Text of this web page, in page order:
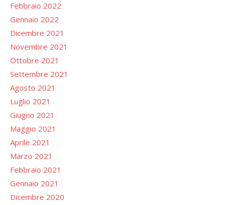
Febbraio 2022
Gennaio 2022
Dicembre 2021
Novembre 2021
Ottobre 2021
Settembre 2021
Agosto 2021
Luglio 2021
Giugno 2021
Maggio 2021
Aprile 2021
Marzo 2021
Febbraio 2021
Gennaio 2021
Dicembre 2020